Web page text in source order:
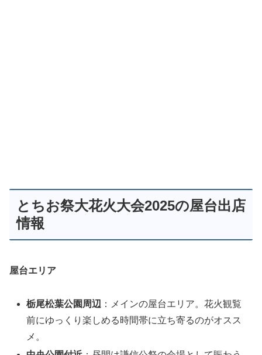
とちお祭大花火大会2025の屋台出店
情報
屋台エリア
栃尾松葉公園周辺 ：メインの屋台エリア。花火観覧
前にゆっくり楽しめる時間帯に立ち寄るのがオスス
メ。